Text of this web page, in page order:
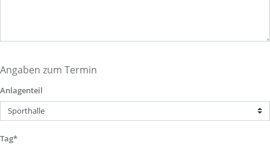
Angaben zum Termin
Anlagenteil
Tag*